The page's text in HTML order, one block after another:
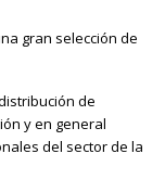
gran selección de
de
y en general
del sector de la